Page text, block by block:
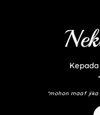
*mohon maaf